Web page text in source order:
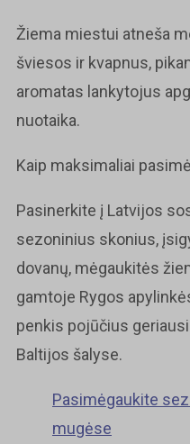
Žiema miestui atneša
šviesos ir kvapnus,
aromatas lankytojus
nuotaika.
Kaip maksimaliai
Pasinerkite į Latvijos
sezoninius skonius,
dovanų, mėgaukitės
gamtoje Rygos
penkis pojūčius
Baltijos šalyse.
Pasimėgaukite
mugėse